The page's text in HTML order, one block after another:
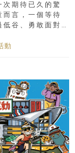
期待已久的驚
言，一個等待
谷、勇敢面對
動